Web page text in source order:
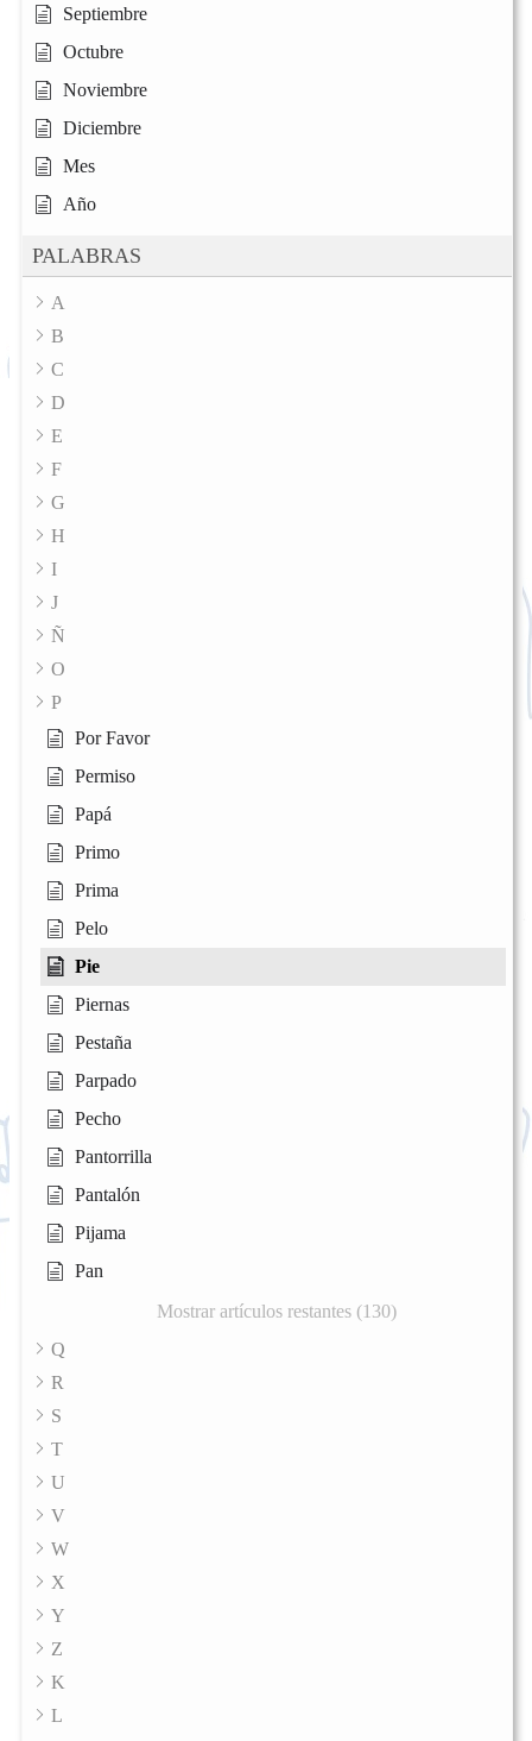
Septiembre
Octubre
Noviembre
Diciembre
Mes
Año
PALABRAS
A
B
C
D
E
F
G
H
I
J
Ñ
O
P
Por Favor
Permiso
Papá
Primo
Prima
Pelo
Pie
Piernas
Pestaña
Parpado
Pecho
Pantorrilla
Pantalón
Pijama
Pan
Mostrar artículos restantes (130)
Q
R
S
T
U
V
W
X
Y
Z
K
L